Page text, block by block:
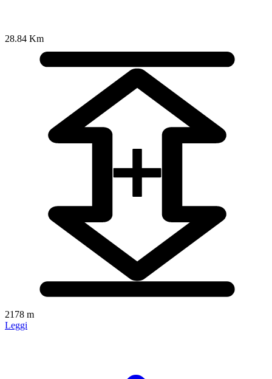
28.84 Km
2178 m
Leggi